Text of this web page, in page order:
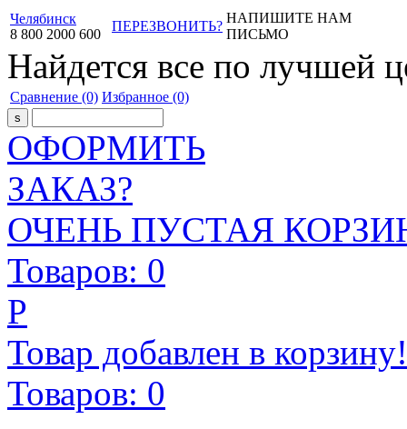
Челябинск
8 800 2000 600
ПЕРЕЗВОНИТЬ?
НАПИШИТЕ НАМ
ПИСЬМО
Найдется все по лучшей
Сравнение (0) Избранное (0)
ОФОРМИТЬ
ЗАКАЗ?
ОЧЕНЬ ПУСТАЯ
Товаров: 0
Р
Товар добавлен в корзину!
Товаров: 0